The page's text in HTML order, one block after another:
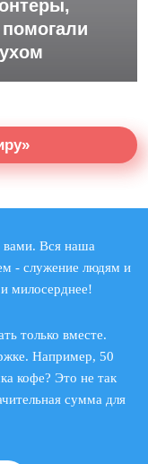
вами. Вся наша
- служение людям и
милосерднее!
только вместе.
Например, 50
кофе? Это не так
сумма для